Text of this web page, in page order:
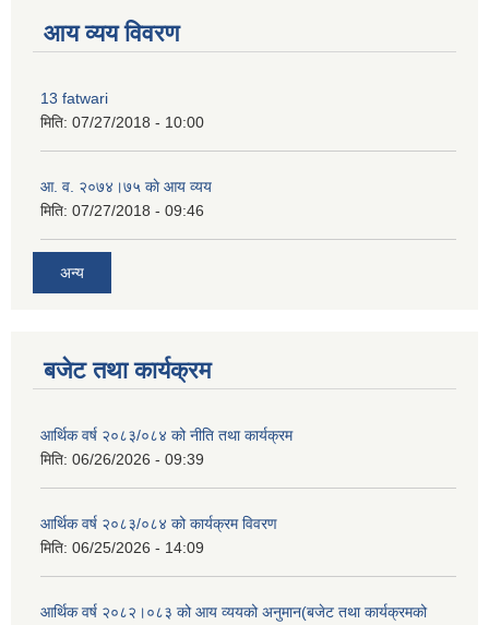
आय व्यय विवरण
13 fatwari
मिति: 07/27/2018 - 10:00
आ‍. व. २०७४।७५ काे आय व्यय
मिति: 07/27/2018 - 09:46
अन्य
बजेट तथा कार्यक्रम
आर्थिक वर्ष २०८३/०८४ को नीति तथा कार्यक्रम
मिति: 06/26/2026 - 09:39
आर्थिक वर्ष २०८३/०८४ को कार्यक्रम विवरण
मिति: 06/25/2026 - 14:09
आर्थिक वर्ष २०८२।०८३ को आय व्ययको अनुमान(बजेट तथा कार्यक्रमको